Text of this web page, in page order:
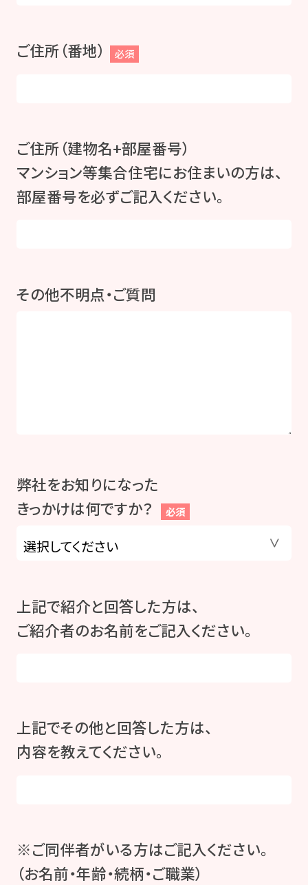
ご住所（番地） 必須
ご住所（建物名+部屋番号）
マンション等集合住宅にお住まいの方は、
部屋番号を必ずご記入ください。
その他不明点・ご質問
弊社をお知りになった
きっかけは何ですか？
必須
上記で紹介と回答した方は、
ご紹介者のお名前をご記入ください。
上記でその他と回答した方は、
内容を教えてください。
※ご同伴者がいる方はご記入ください。
（お名前・年齢・続柄・ご職業）